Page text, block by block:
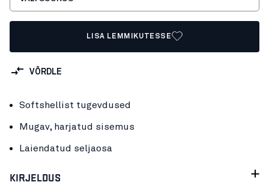
LISA LEMMIKUTESSE
VÕRDLE
Softshellist tugevdused
Mugav, harjatud sisemus
Laiendatud seljaosa
KIRJELDUS